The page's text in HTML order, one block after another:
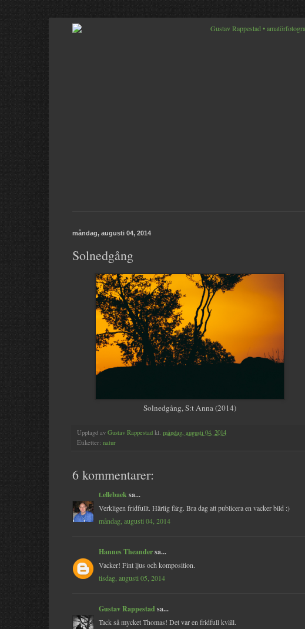
måndag, augusti 04, 2014
Solnedgång
Solnedgång, S:t Anna (2014)
Upplagd av Gustav Rappestad kl. måndag, augusti 04, 2014
Etiketter: natur
6 kommentarer:
t.ellebaeksa...
Verkligen fridfullt. Härlig färg. Bra dag att publicera en vacker bild :)
måndag, augusti 04, 2014
Hannes Theandersa...
Vacker! Fint ljus och komposition.
tisdag, augusti 05, 2014
Gustav Rappestad sa...
Tack så mycket Thomas! Det var en fridfull kväll.